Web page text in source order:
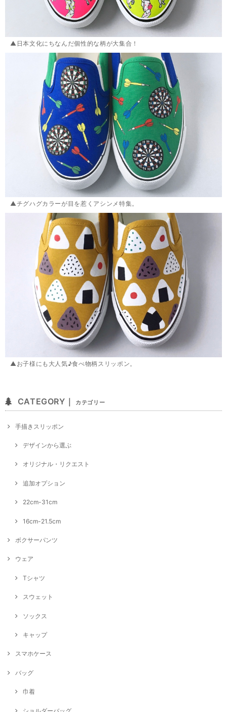
▲日本文化にちなんだ個性的な柄が大集合！
▲チグハグカラーが目を惹くアシンメ特集。
▲お子様にも大人気♪食べ物柄スリッポン。
CATEGORY｜ カテゴリー
手描きスリッポン
デザインから選ぶ
オリジナル・リクエスト
追加オプション
22cm-31cm
16cm-21.5cm
ボクサーパンツ
ウェア
Tシャツ
スウェット
ソックス
キャップ
スマホケース
バッグ
巾着